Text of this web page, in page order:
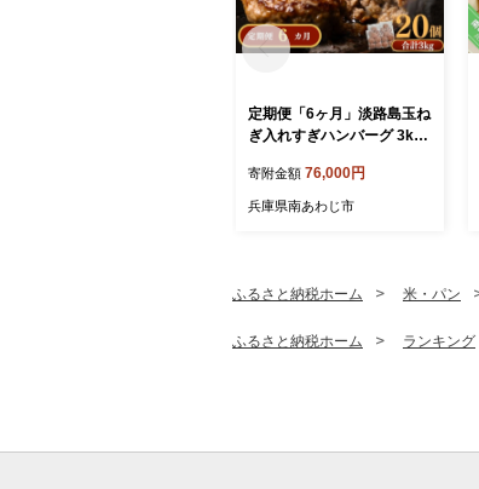
定期便「6ヶ月」淡路島玉ね
ぎ入れすぎハンバーグ 3kg
寄附金額 76,000円
兵庫県南あわじ市
ふるさと納税ホーム 米・パン
ふるさと納税ホーム ランキング